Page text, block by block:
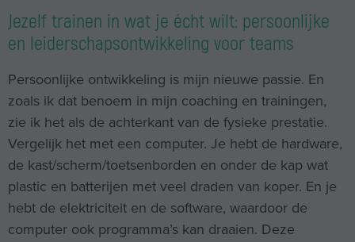
Jezelf trainen in wat je écht wilt: persoonlijke
en leiderschapsontwikkeling voor teams
Persoonlijke ontwikkeling is mijn nieuwe passie. En
zoals ik dat benoem in mijn coaching en trainingen,
zie ik het als de achterkant van de fysieke prestatie.
Vergelijk het met een computer. Je hebt de hardware,
de kast/scherm/toetsenborden en onder de kap wat
plastic en batterijen met veel draden van koper. En je
hebt de elektriciteit en de software, waardoor de
computer ook programma’s kan draaien. Deze